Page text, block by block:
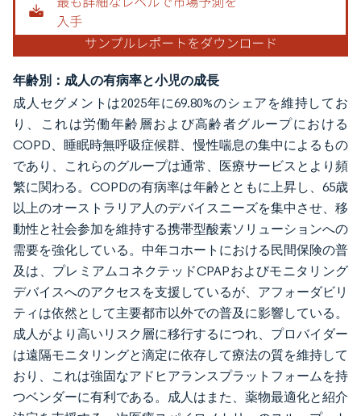
年齢別：成人の有病率と小児の成長
成人セグメントは2025年に69.80%のシェアを維持してお
り、これは労働年齢層および高齢者グループにおける
COPD、睡眠時無呼吸症候群、慢性喘息の集中によるもの
であり、これらのグループは通常、医療サービスとより頻
繁に関わる。COPDの有病率は年齢とともに上昇し、65歳
以上のオーストラリア人のデバイスニーズを集中させ、移
動性と社会参加を維持する携帯型酸素ソリューションへの
需要を強化している。中年コホートにおける民間保険の普
及は、プレミアムコネクテッドCPAPおよびモニタリング
デバイスへのアクセスを支援しているが、アフォーダビリ
ティは依然として主要都市以外での普及に影響している。
成人がより高いリスク層に移行するにつれ、プロバイダー
は遠隔モニタリングと滴定に依存して療法の質を維持して
おり、これは強固なアドヒアランスプラットフォームを持
つベンダーに有利である。成人はまた、薬物最適化と紹介